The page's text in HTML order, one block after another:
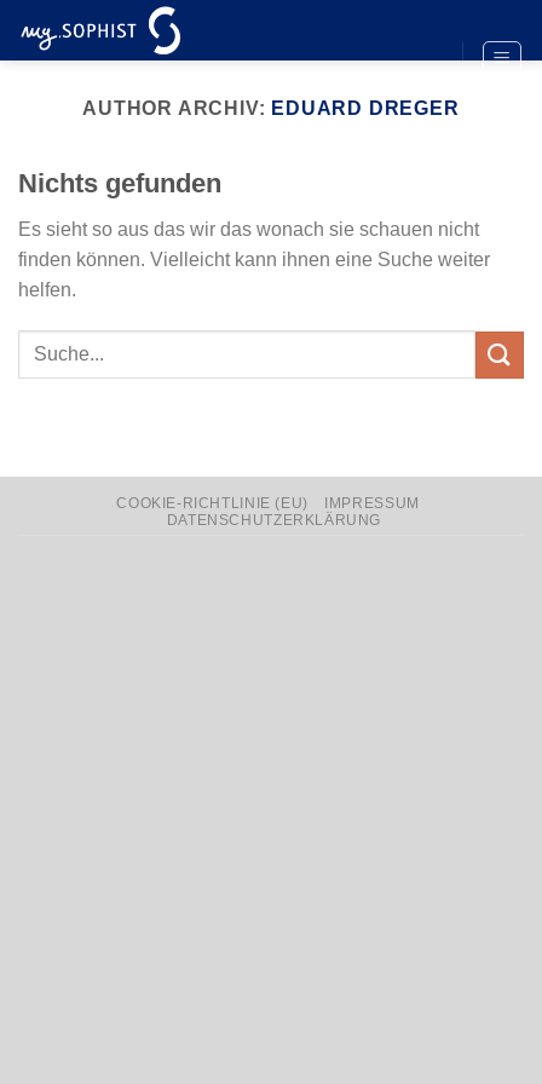
Inhalt
AUTHOR ARCHIV: EDUARD DREGER
Nichts gefunden
Es sieht so aus das wir das wonach sie schauen nicht
finden können. Vielleicht kann ihnen eine Suche weiter
helfen.
COOKIE-RICHTLINIE (EU)
IMPRESSUM
DATENSCHUTZERKLÄRUNG